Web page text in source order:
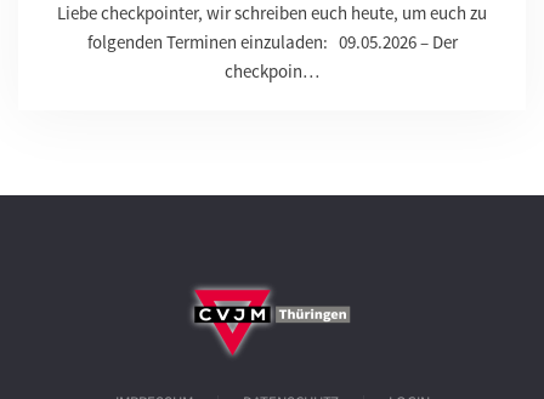
Liebe checkpointer, wir schreiben euch heute, um euch zu
folgenden Terminen einzuladen: 09.05.2026 – Der
checkpoin…